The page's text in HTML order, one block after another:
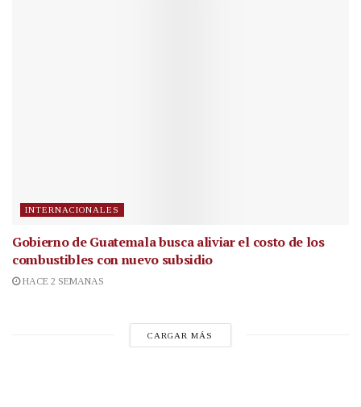
INTERNACIONALES
Gobierno de Guatemala busca aliviar el costo de los
combustibles con nuevo subsidio
HACE 2 SEMANAS
CARGAR MÁS